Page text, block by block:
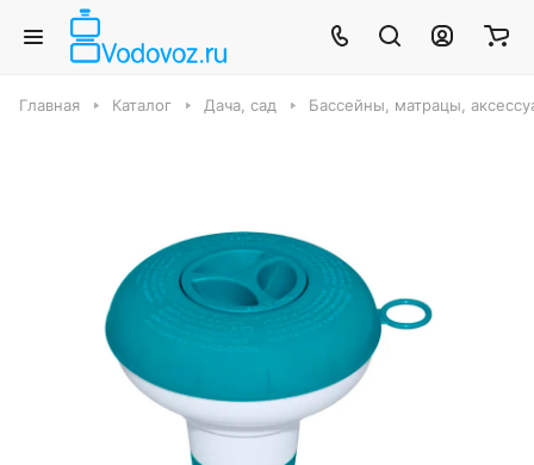
Главная Каталог Дача, сад Бассейны, матрацы,